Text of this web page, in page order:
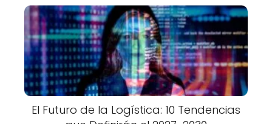
El Futuro de la Logística: 10 Tendencias